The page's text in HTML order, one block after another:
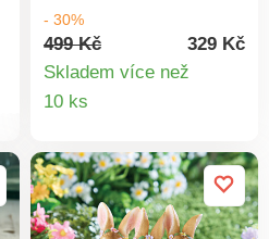
den rozdávat rošťácké
úsměvy a těšit se s
Vámi na
- tloušťka 2 cm. Uši z
2 ks.
- 30%
499 Kč
329 Kč
Skladem více než
10 ks